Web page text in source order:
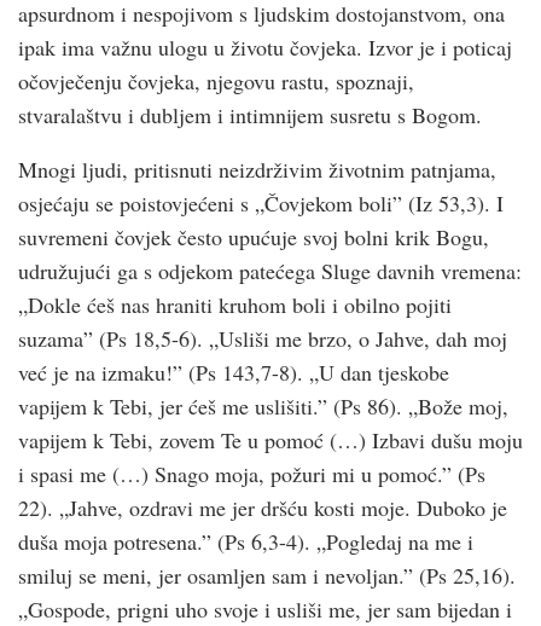
apsurdnom i nespojivom s ljudskim dostojanstvom, ona
ipak ima važnu ulogu u životu čovjeka. Izvor je i poticaj
očovječenju čovjeka, njegovu rastu, spoznaji,
stvaralaštvu i dubljem i intimnijem susretu s Bogom.
Mnogi ljudi, pritisnuti neizdrživim životnim patnjama,
osjećaju se poistovjećeni s „Čovjekom boli” (Iz 53,3). I
suvremeni čovjek često upućuje svoj bolni krik Bogu,
udružujući ga s odjekom patećega Sluge davnih vremena:
„Dokle ćeš nas hraniti kruhom boli i obilno pojiti
suzama” (Ps 18,5-6). „Usliši me brzo, o Jahve, dah moj
već je na izmaku!” (Ps 143,7-8). „U dan tjeskobe
vapijem k Tebi, jer ćeš me uslišiti.” (Ps 86). „Bože moj,
vapijem k Tebi, zovem Te u pomoć (…) Izbavi dušu moju
i spasi me (…) Snago moja, požuri mi u pomoć.” (Ps
22). „Jahve, ozdravi me jer dršću kosti moje. Duboko je
duša moja potresena.” (Ps 6,3-4). „Pogledaj na me i
smiluj se meni, jer osamljen sam i nevoljan.” (Ps 25,16).
„Gospode, prigni uho svoje i usliši me, jer sam bijedan i